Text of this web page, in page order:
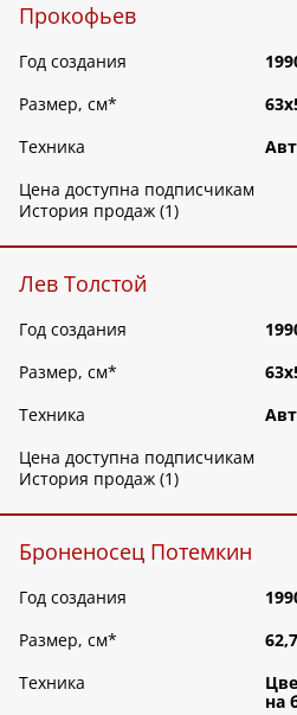
Прокофьев
Год создания
Размер, см*
Техника
Цена доступна подписчикам
История продаж (1)
Лев Толстой
Год создания
Размер, см*
Техника
Цена доступна подписчикам
История продаж (1)
Броненосец Потемкин
Год создания
Размер, см*
Техника
на